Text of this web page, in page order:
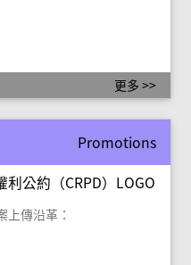
更多 >>
Promotions
利公約（CRPD）LOGO
上傳沿革：